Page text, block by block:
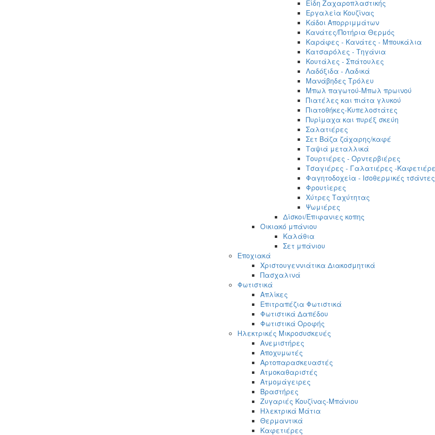
Είδη Ζαχαροπλαστικής
Εργαλεία Κουζίνας
Κάδοι Απορριμμάτων
Κανάτες/Ποτήρια Θερμός
Καράφες - Κανάτες - Μπουκάλια
Κατσαρόλες - Τηγάνια
Κουτάλες - Σπάτουλες
Λαδόξιδα - Λαδικά
Μανάβηδες Τρόλευ
Μπωλ παγωτού-Μπωλ πρωινού
Πιατέλες και πιάτα γλυκού
Πιατοθήκες-Κυπελοστάτες
Πυρίμαχα και πυρέξ σκεύη
Σαλατιέρες
Σετ Βάζα ζάχαρης/καφέ
Ταψιά μεταλλικά
Τουρτιέρες - Ορντερβιέρες
Τσαγιέρες - Γαλατιέρες -
Φαγητοδοχεία - Ισοθερμικές τσάντες
Φρουτίερες
Χύτρες Ταχύτητας
Ψωμιέρες
Δίσκοι/Επιφανιες κοπης
Οικιακό μπάνιου
Καλάθια
Σετ μπάνιου
Εποχιακά
Χριστουγεννιάτικα Διακοσμητικά
Πασχαλινά
Φωτιστικά
Απλίκες
Επιτραπέζια Φωτιστικά
Φωτιστικά Δαπέδου
Φωτιστικά Οροφής
Ηλεκτρικές Μικροσυσκευές
Ανεμιστήρες
Αποχυμωτές
Αρτοπαρασκευαστές
Ατμοκαθαριστές
Ατμομάγειρες
Βραστήρες
Ζυγαριές Κουζίνας-Μπάνιου
Ηλεκτρικά Μάτια
Θερμαντικά
Καφετιέρες